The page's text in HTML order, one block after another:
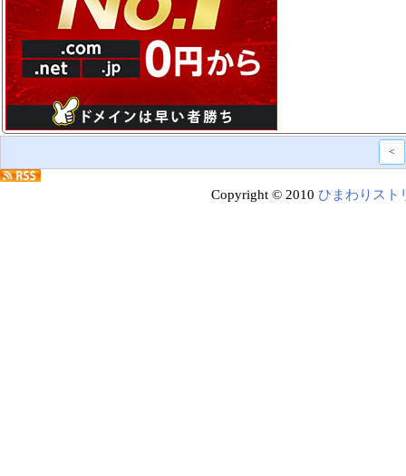
<
Copyright © 2010 ひまわりスト